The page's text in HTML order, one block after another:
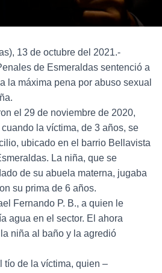
13 de octubre del 2021.-
de Esmeraldas sentenció a
la máxima pena por abuso sexual
el 29 de noviembre de 2020,
la víctima, de 3 años, se
ubicado en el barrio Bellavista
La niña, que se
de su abuela materna, jugaba
su prima de 6 años.
Fernando P. B., a quien le
agua en el sector. El ahora
niña al baño y la agredió
tío de la víctima, quien –